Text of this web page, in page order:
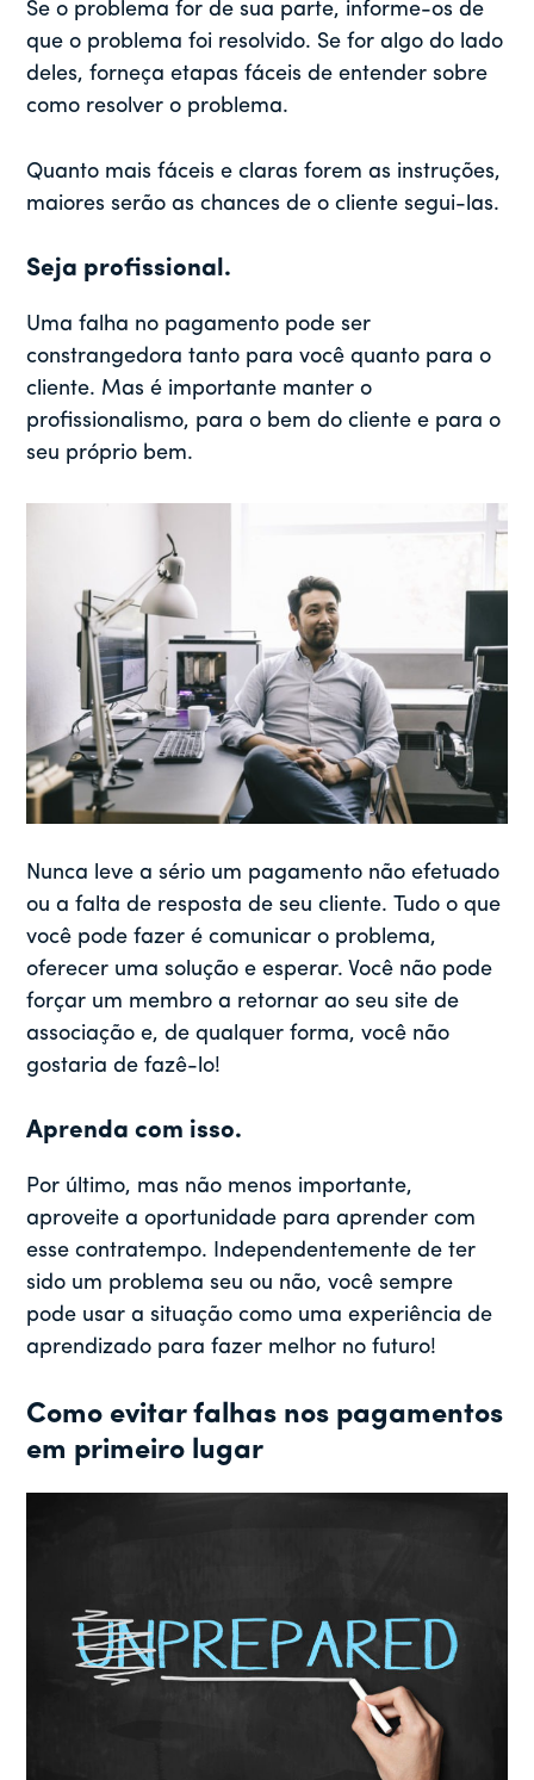
Se o problema for de sua parte, informe-os de
que o problema foi resolvido. Se for algo do lado
deles, forneça etapas fáceis de entender sobre
como resolver o problema.
Quanto mais fáceis e claras forem as instruções,
maiores serão as chances de o cliente segui-las.
Seja profissional.
Uma falha no pagamento pode ser
constrangedora tanto para você quanto para o
cliente. Mas é importante manter o
profissionalismo, para o bem do cliente e para o
seu próprio bem.
Nunca leve a sério um pagamento não efetuado
ou a falta de resposta de seu cliente. Tudo o que
você pode fazer é comunicar o problema,
oferecer uma solução e esperar. Você não pode
forçar um membro a retornar ao seu site de
associação e, de qualquer forma, você não
gostaria de fazê-lo!
Aprenda com isso.
Por último, mas não menos importante,
aproveite a oportunidade para aprender com
esse contratempo. Independentemente de ter
sido um problema seu ou não, você sempre
pode usar a situação como uma experiência de
aprendizado para fazer melhor no futuro!
Como evitar falhas nos pagamentos
em primeiro lugar